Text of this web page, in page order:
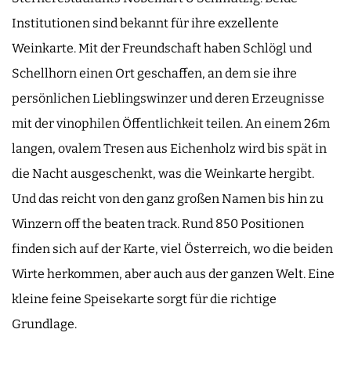
Institutionen sind bekannt für ihre exzellente
Weinkarte. Mit der Freundschaft haben Schlögl und
Schellhorn einen Ort geschaffen, an dem sie ihre
persönlichen Lieblingswinzer und deren Erzeugnisse
mit der vinophilen Öffentlichkeit teilen. An einem 26m
langen, ovalem Tresen aus Eichenholz wird bis spät in
die Nacht ausgeschenkt, was die Weinkarte hergibt.
Und das reicht von den ganz großen Namen bis hin zu
Winzern off the beaten track. Rund 850 Positionen
finden sich auf der Karte, viel Österreich, wo die beiden
Wirte herkommen, aber auch aus der ganzen Welt. Eine
kleine feine Speisekarte sorgt für die richtige
Grundlage.